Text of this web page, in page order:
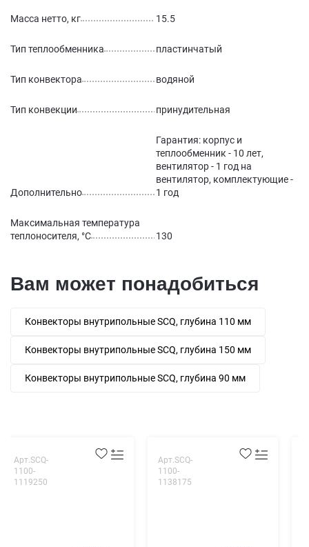
Масса нетто, кг 15.5
Тип теплообменника пластинчатый
Тип конвектора водяной
Тип конвекции принудительная
Дополнительно
Гарантия: корпус и
теплообменник - 10 лет,
вентилятор - 1 год на
вентилятор, комплектующие -
1 год
Максимальная температура
теплоносителя, °С
130
Вам может понадобиться
Конвекторы внутрипольные SCQ, глубина 110 мм
Конвекторы внутрипольные SCQ, глубина 150 мм
Конвекторы внутрипольные SCQ, глубина 90 мм
Арт.SCQ-
1100-
1119250
Арт.SCQ-
1100-
1138175